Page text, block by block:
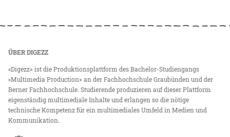
ÜBER DIGEZZ
«Digezz» ist die Produktionsplattform des Bachelor-Studiengangs
«Multimedia Production» an der Fachhochschule Graubünden und der
Berner Fachhochschule. Studierende produzieren auf dieser Plattform
eigenständig multimediale Inhalte und erlangen so die nötige
technische Kompetenz für ein multimediales Umfeld in Medien und
Kommunikation.